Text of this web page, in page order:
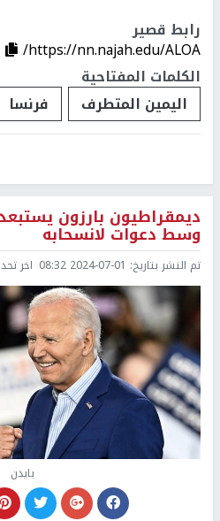
رابط قصير
https://nn.najah.edu/ALOA/
الكلمات المفتاحية
اليمين المتطرف
فرنسا
ديمقراطيون بارزون
وسط دعوات لانسحابه
تم النشر بتاريخ: 2024-07-01 08:32 اخر
بايدن